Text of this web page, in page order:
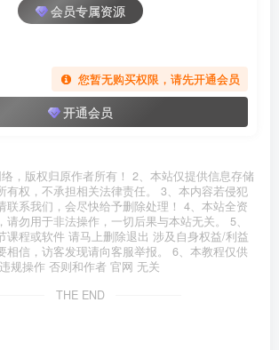
会员专属资源
您暂无购买权限，请先开通会员
开通会员
，版权归原作者所有！ 2、本站仅提供信息存储
有权，不承担相关法律责任。 3、本内容若侵犯
联系我们，会尽快给予删除处理！ 4、本站全资
勿用于非法操作，一切后果与本站无关。 5、
课程或软件 请马上删除退出 涉及自身权益/利益
相信，访客发现请向客服举报。 6、本教程仅供
规操作 否则和作者 官网 无关
THE END